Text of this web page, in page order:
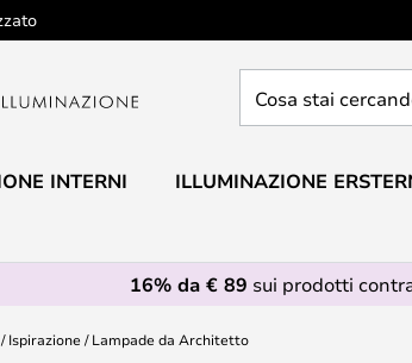
stai
INTERNI ILLUMINAZIONE
16% da € 89 sui prodotti
Ispirazione Lampade da Architetto